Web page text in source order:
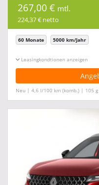
267,00 € mtl.
224,37 € netto
60 Monate 5000 km/Jahr
Leasingkonditionen ein-/
Neu | 4,6 l/100 km (komb.) | 105 g